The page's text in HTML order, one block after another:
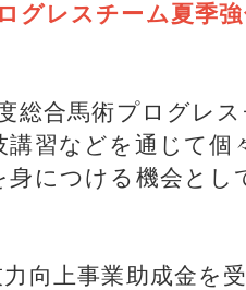
グレスチーム夏季
総合馬術プログレ
講習などを通じて個
身につける機会とし
向上事業助成金を